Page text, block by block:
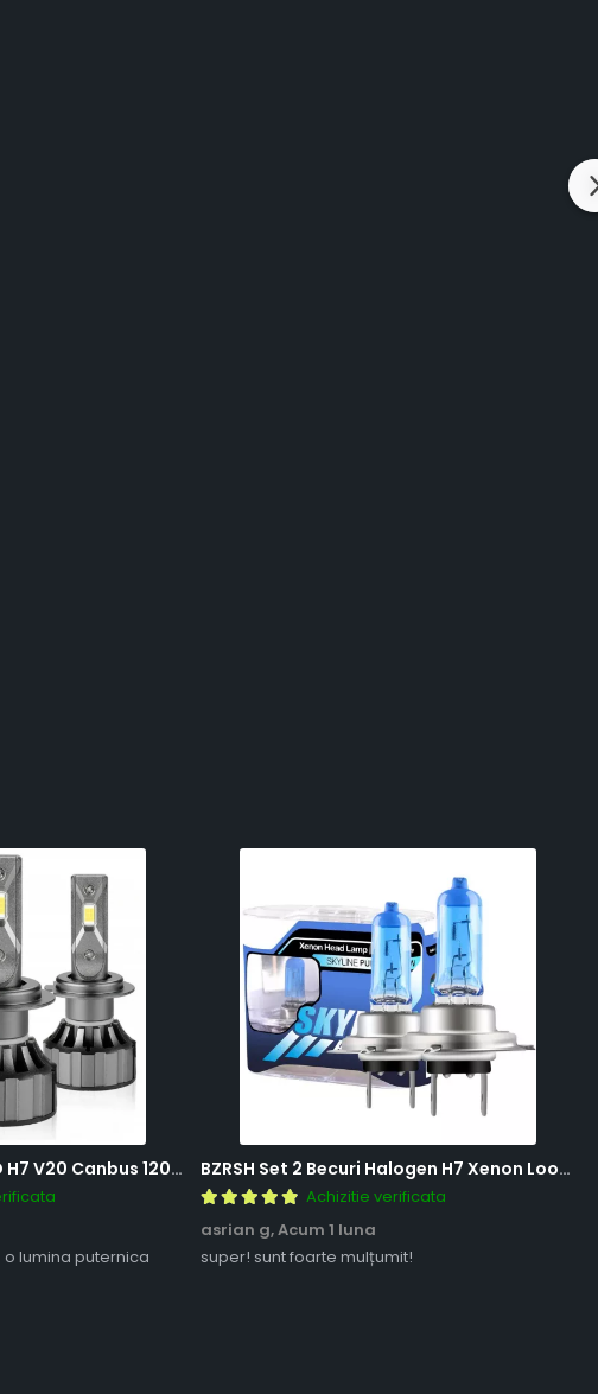
BZRSH Set 2 Becuri LED H7 V20 Canbus 120W 12000 Lumeni Alb Rece 6000K Fara Eroare
lumina puternica
BZRSH Set 2 Becuri Halogen H7 Xenon Look 12V 55W 5000K Lumina Alba
Achizitie verificata
asrian g,Acum 1 luna
super! sunt foarte mulțumit!